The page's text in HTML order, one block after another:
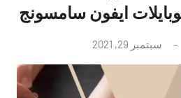
ايفون سامسونج
سبتمبر 29, 2021
توجد
تعليقات